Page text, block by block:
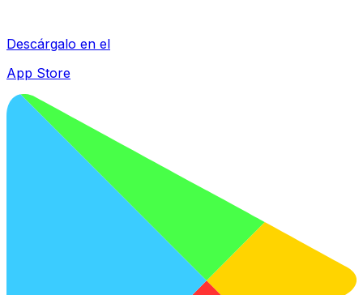
Descárgalo en el
App Store